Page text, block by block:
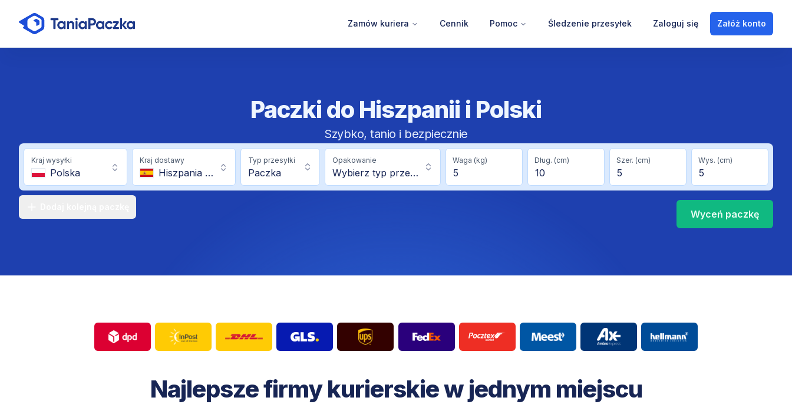
Zamów kuriera Cennik Pomoc Śledzenie przesyłek Zaloguj się Załóż konto
Paczki do Hiszpanii i Polski
Szybko, tanio i bezpiecznie
Kraj wysyłki
Polska
Kraj dostawy
Hiszpania (bez wysp)
Typ przesyłki
Paczka
Opakowanie
Wybierz typ przesyłki
Waga (kg) Dług. (cm) Szer. (cm) Wys. (cm)
Wyceń paczkę
Najlepsze firmy kurierskie w jednym miejscu